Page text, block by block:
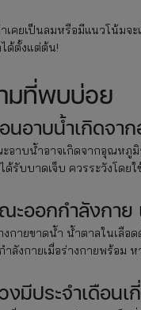
เคยเป็นลมหรือมีแนวโน้มจ
ด้ตั้งแต่ต้น!
มที่พบบ่อย
นอาบน้ำเกิดจาก
อาบน้ำอาจเกิดจากอุณหภูมิ
ด้รับบาดเจ็บ ควรระวังโด
ะออกกำลังกาย
งกายขาดน้ำ น้ำตาลในเลื
ำลังกายเมื่อร่างกายพร้อม
งมีประจำเดือน